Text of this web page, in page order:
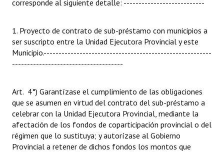
corresponde al siguiente detalle: ---------------------------
1. Proyecto de contrato de sub-préstamo con municipios a
ser suscripto entre la Unidad Ejecutora Provincial y este
Municipio.--------------------------------------------------------
-------------------------------------
Art. 4°) Garantízase el cumplimiento de las obligaciones
que se asumen en virtud del contrato del sub-préstamo a
celebrar con la Unidad Ejecutora Provincial, mediante la
afectación de los fondos de coparticipación provincial o del
régimen que lo sustituya; y autorízase al Gobierno
Provincial a retener de dichos fondos los montos que